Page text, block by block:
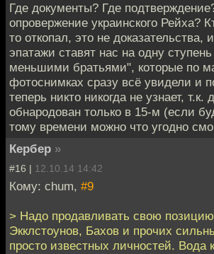
Где документы? Где
опровержение украинского Рейха?
то откопал, это не доказательства,
эпатажи ставят нас на одну
меньшими братьями", которые по
фотоснимках сразу всë увидели и
теперь никто никогда не узнает, т.к.
обнародован только в 15-м (если
тому времени можно что угодно
Кербер »
#16 | 12.10.14 14:42
Кому: chum, #9
> Надо продавливать свою
Экклстоунов, Бахов и прочих
просто известных личностей. Вода